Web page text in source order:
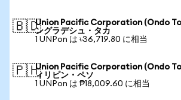
🇧🇩Union Pacific Corporation (Ondo
ングラデシュ・タカ
1 UNPon は ৳36,719.80 に相当
🇵🇭Union Pacific Corporation (Ondo
ィリピン・ペソ
1 UNPon は ₱18,009.60 に相当